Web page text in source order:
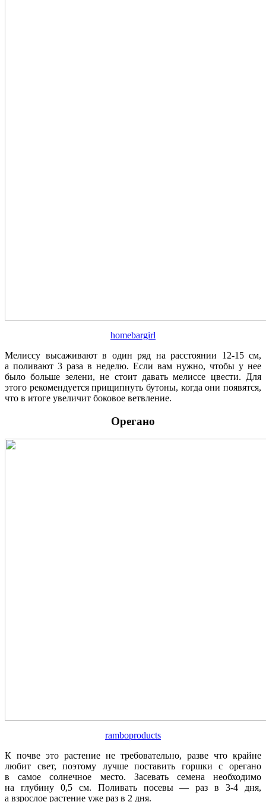
homebargirl
Мелиссу высаживают в один ряд на расстоянии 12-15 см,
а поливают 3 раза в неделю. Если вам нужно, чтобы у нее
было больше зелени, не стоит давать мелиссе цвести. Для
этого рекомендуется прищипнуть бутоны, когда они появятся,
что в итоге увеличит боковое ветвление.
Орегано
ramboproducts
К почве это растение не требовательно, разве что крайне
любит свет, поэтому лучше поставить горшки с орегано
в самое солнечное место. Засевать семена необходимо
на глубину 0,5 см. Поливать посевы — раз в 3-4 дня,
а взрослое растение уже раз в 2 дня.